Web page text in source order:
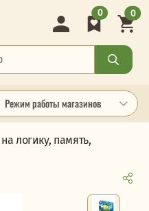
Режим работы магазинов
0 0
логику, память,